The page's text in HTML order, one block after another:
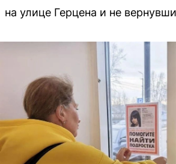
на улице Герцена и не